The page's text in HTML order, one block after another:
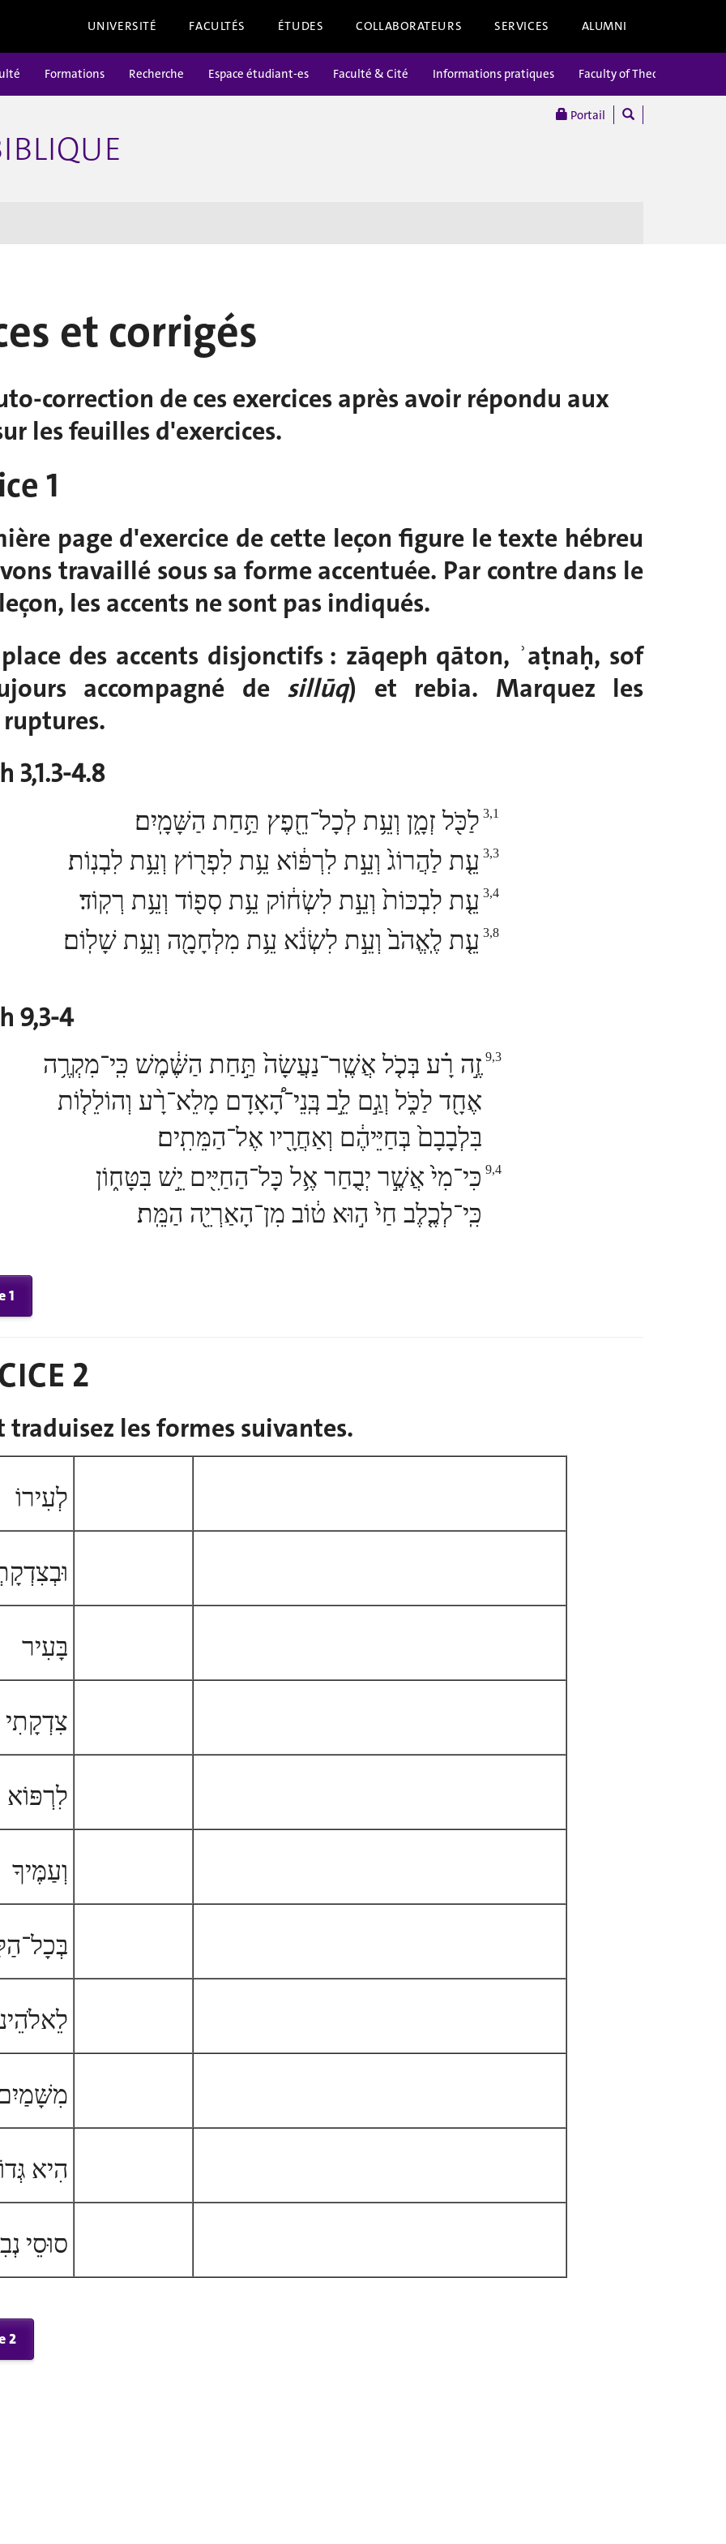
UNIVERSITÉ FACULTÉS ÉTUDES COLLABORATEURS SERVICES ALUMNI
Portail
Formations Recherche Espace étudiant-es Faculté & Cité Informations pratiques Faculty of Theology
et corrigés
correction de ces exercices après avoir répondu aux
les feuilles d'exercices.
1
page d'exercice de cette leçon figure le texte hébreu
travaillé sous sa forme accentuée. Par contre dans le
les accents ne sont pas indiqués.
des accents disjonctifs : zāqeph qāton, ʾaṭnaḥ, sof
accompagné de sillūq) et rebia. Marquez les
3,1.3-4.8
לַכֹּ֖ל זְמָ֑ן וְעֵ֥ת לְכָל־חֵ֖פֶץ תַּ֥חַת הַשָּׁמָֽיִם׃ 3,1
עֵ֤ת לַהֲרוֹג֙ וְעֵ֣ת לִרְפּ֔וֹא עֵ֥ת לִפְר֖וֹץ וְעֵ֥ת לִבְנֽוֹת׃ 3,3
עֵ֤ת לִבְכּוֹת֙ וְעֵ֣ת לִשְׂח֔וֹק עֵ֥ת סְפ֖וֹד וְעֵ֥ת רְקֽוֹד׃ 3,4
עֵ֤ת לֶֽאֱהֹב֙ וְעֵ֣ת לִשְׂנֹ֔א עֵ֥ת מִלְחָמָ֖ה וְעֵ֥ת שָׁלֽוֹם׃ 3,8
9,3-4
אֶחָ֖ד לַכֹּ֑ל וְגַ֣ם לֵ֣ב בְּֽנֵי־הָ֠אָדָם מָלֵא־רָ֨ע וְהוֹלֵל֤וֹת
בִּלְבָבָם֙ בְּחַיֵּיהֶ֔ם וְאַחֲרָ֖יו אֶל־הַמֵּתִֽים׃
9,3
כִּי־מִי֙ אֲשֶׁ֣ר יְבֻחַר אֶ֥ל כָּל־הַחַיִּ֖ים יֵ֣שׁ בִּטָּח֑וֹן
כִּֽי־לְכֶ֤לֶב חַי֙ ה֣וּא ט֔וֹב מִן־הָאַרְיֵ֖ה הַמֵּֽת׃
9,4
1
2
traduisez les formes suivantes.
לְעִירוֹ
בָּעִיר
צִדְקָתִי
לִרְפּוֹא
וְעַמֶּיךָ
הִיא
סוּסֵי
2